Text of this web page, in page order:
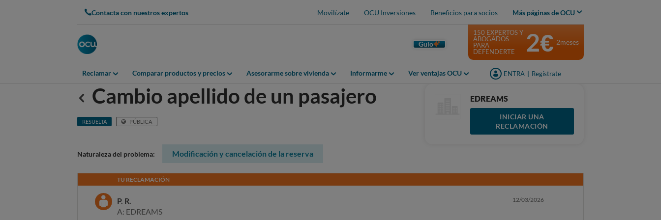
Contacta con nuestros expertos Movilízate OCU Inversiones Beneficios para socios Más páginas de OCU
Guio
Reclamar Comparar productos y precios Asesorarme sobre vivienda Informarme Ver ventajas OCU ENTRA Regístrate
150 EXPERTOS Y
ABOGADOS
PARA
DEFENDERTE
2€ 2meses
Anterior
Cambio apellido de un pasajero
RESUELTA PÚBLICA
EDREAMS
INICIAR UNA
RECLAMACIÓN
Naturaleza del problema: Modificación y cancelación de la reserva
TU RECLAMACIÓN
P. R.
A: EDREAMS
12/03/2026